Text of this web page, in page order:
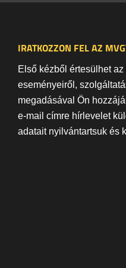
IRATKOZZON FEL AZ
Első kézből értesülhet
eseményeiről,
megadásával Ön
e-mail címre hírlevelet
adatait nyilvántartsuk és